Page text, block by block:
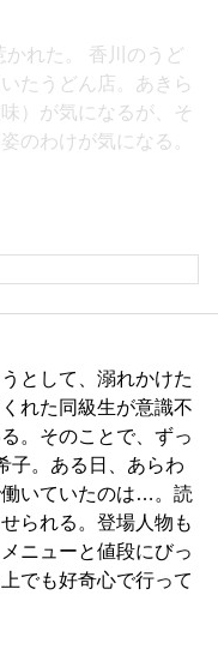
れた。 香川のうど
たうどん店。あきら
）が気になるが、そ
のわけが気になる。
として、溺れかけた
れた同級生が意識不
。そのことで、ずっ
子。ある日、あらわ
いていたのは…。読
られる。登場人物も
ニューと値段にびっ
でも好奇心で行って